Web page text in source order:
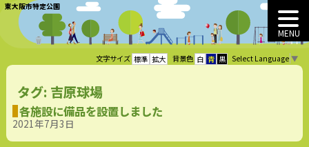
東大阪市特定公園
MENU
文字サイズ 標準 拡大 背景色 白 青 黒 Select Language ▼
タグ: 吉原球場
各施設に備品を設置しました
2021年7月3日